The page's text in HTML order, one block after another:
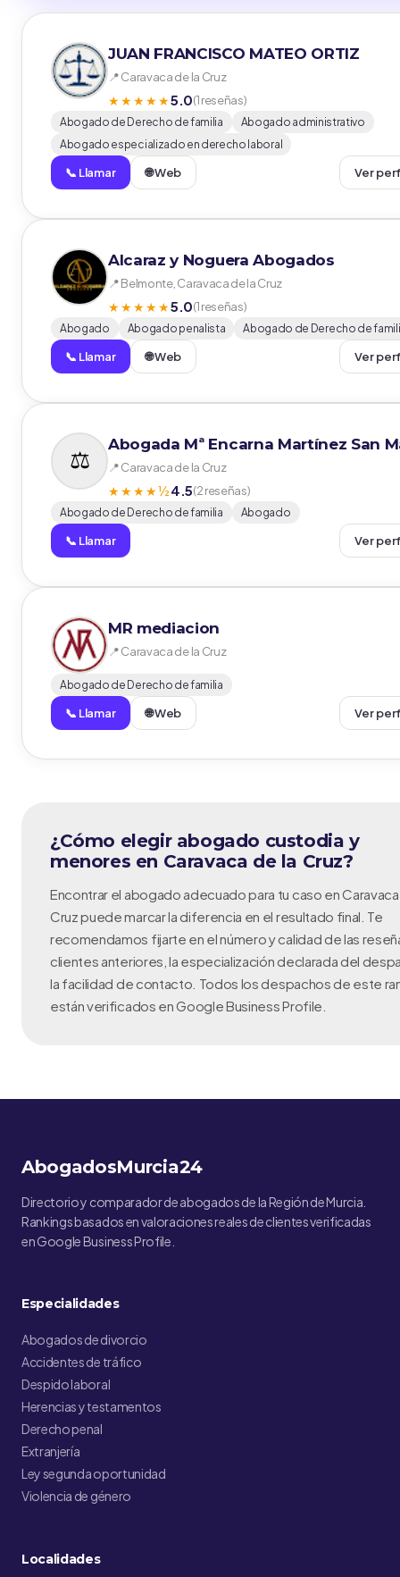
JUAN FRANCISCO MATEO ORTIZ
📍 Caravaca de la Cruz
★★★★★5.0(1 reseñas)
Abogado de Derecho de familia
Abogado administrativo
Abogado especializado en derecho laboral
📞 Llamar 🌐 Web Ver
Alcaraz y Noguera Abogados
📍 Belmonte, Caravaca de la Cruz
★★★★★5.0(1 reseñas)
Abogado Abogado penalista Abogado de Derecho de
📞 Llamar 🌐 Web Ver
Abogada Mª Encarna Martínez San
📍 Caravaca de la Cruz
★★★★½4.5(2 reseñas)
Abogado de Derecho de familia Abogado
📞 Llamar Ver
MR mediacion
📍 Caravaca de la Cruz
Abogado de Derecho de familia
📞 Llamar 🌐 Web Ver
¿Cómo elegir abogado custodia y
menores en Caravaca de la Cruz?
Encontrar el abogado adecuado para tu caso en
Cruz puede marcar la diferencia en el resultado final. Te
recomendamos fijarte en el número y calidad de las
clientes anteriores, la especialización declarada del
la facilidad de contacto. Todos los despachos de este
están verificados en Google Business Profile.
AbogadosMurcia24
Directorio y comparador de abogados de la Región de Murcia.
Rankings basados en valoraciones reales de clientes verificadas
en Google Business Profile.
Especialidades
Abogados de divorcio
Accidentes de tráfico
Despido laboral
Herencias y testamentos
Derecho penal
Extranjería
Ley segunda oportunidad
Violencia de género
Localidades